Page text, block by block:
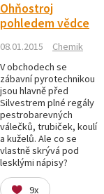
Ohňostroj
pohledem vědce
08.01.2015
Chemik
V obchodech se
zábavní pyrotechnikou
jsou hlavně před
Silvestrem plné regály
pestrobarevných
válečků, trubiček, koulí
a kuželů. Ale co se
vlastně skrývá pod
lesklými nápisy?
9x